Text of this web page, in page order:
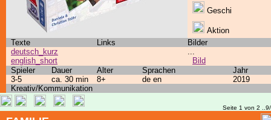
Geschi
Aktion
Texte
Links
Bilder
deutsch_kurz
english_short
...
Bild
Spieler
Dauer Alter Sprachen
Jahr
3-5
ca. 30 min 8+ de en
2019
Kreativ/Kommunikation
Seite 1 von 2